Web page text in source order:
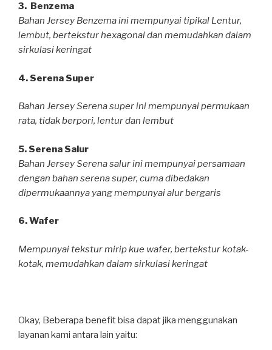
3. Benzema
Bahan Jersey Benzema ini mempunyai tipikal Lentur,
lembut, bertekstur hexagonal dan memudahkan dalam
sirkulasi keringat
4. Serena Super
Bahan Jersey Serena super ini mempunyai permukaan
rata, tidak berpori, lentur dan lembut
5. Serena Salur
Bahan Jersey Serena salur ini mempunyai persamaan
dengan bahan serena super, cuma dibedakan
dipermukaannya yang mempunyai alur bergaris
6. Wafer
Mempunyai tekstur mirip kue wafer, bertekstur kotak-
kotak, memudahkan dalam sirkulasi keringat
Okay, Beberapa benefit bisa dapat jika menggunakan
layanan kami antara lain yaitu: